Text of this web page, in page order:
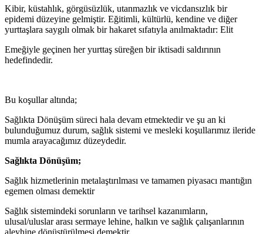
Kibir, küstahlık, görgüsüzlük, utanmazlık ve vicdansızlık bir
epidemi düzeyine gelmiştir. Eğitimli, kültürlü, kendine ve diğer
yurttaşlara saygılı olmak bir hakaret sıfatıyla anılmaktadır: Elit
Emeğiyle geçinen her yurttaş süreğen bir iktisadi saldırının
hedefindedir.
Bu koşullar altında;
Sağlıkta Dönüşüm süreci hala devam etmektedir ve şu an ki
bulunduğumuz durum, sağlık sistemi ve mesleki koşullarımız ileride
mumla arayacağımız düzeydedir.
Sağlıkta Dönüşüm;
Sağlık hizmetlerinin metalaştırılması ve tamamen piyasacı mantığın
egemen olması demektir
Sağlık sistemindeki sorunların ve tarihsel kazanımların,
ulusal/uluslar arası sermaye lehine, halkın ve sağlık çalışanlarının
aleyhine dönüştürülmesi demektir.